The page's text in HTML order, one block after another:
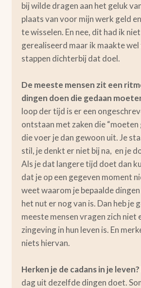
bij wilde dragen aan het geluk
plaats van voor mijn werk geld
te wisselen. En nee, dit had ik
gerealiseerd maar ik maakte wel
stappen dichterbij dat doel.
De meeste mensen zit een
dingen doen die gedaan
loop der tijd is er een
ontstaan met zaken die “moeten
die voer je dan gewoon uit. Je
stil, je denkt er niet bij na, en je
Als je dat langere tijd doet dan
dat je op een gegeven moment
weet waarom je bepaalde
het nut er nog van is. Dan heb je
meeste mensen vragen zich niet
zingeving in hun leven is. En
niets hiervan.
Herken je de cadans in je leven?
dag uit dezelfde dingen doet.